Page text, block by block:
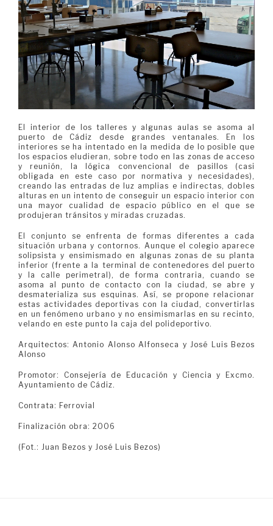
El interior de los talleres y algunas aulas se asoma al
puerto de Cádiz desde grandes ventanales. En los
interiores se ha intentado en la medida de lo posible que
los espacios eludieran, sobre todo en las zonas de acceso
y reunión, la lógica convencional de pasillos (casi
obligada en este caso por normativa y necesidades),
creando las entradas de luz amplias e indirectas, dobles
alturas en un intento de conseguir un espacio interior con
una mayor cualidad de espacio público en el que se
produjeran tránsitos y miradas cruzadas.
El conjunto se enfrenta de formas diferentes a cada
situación urbana y contornos. Aunque el colegio aparece
solipsista y ensimismado en algunas zonas de su planta
inferior (frente a la terminal de contenedores del puerto
y la calle perimetral), de forma contraria, cuando se
asoma al punto de contacto con la ciudad, se abre y
desmaterializa sus esquinas. Así, se propone relacionar
estas actividades deportivas con la ciudad, convertirlas
en un fenómeno urbano y no ensimismarlas en su recinto,
velando en este punto la caja del polideportivo.
Arquitectos: Antonio Alonso Alfonseca y José Luis Bezos
Alonso
Promotor: Consejería de Educación y Ciencia y Excmo.
Ayuntamiento de Cádiz.
Contrata: Ferrovial
Finalización obra: 2006
(Fot.: Juan Bezos y José Luis Bezos)